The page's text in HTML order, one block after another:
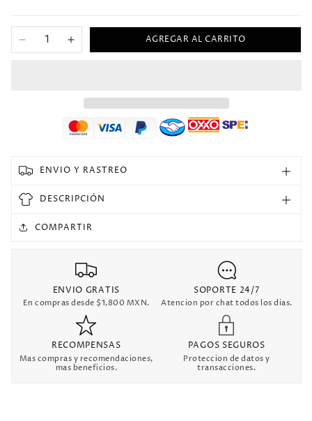
Reducir
Aumentar
NBA
AGREGAR AL CARRITO
ENVIO Y RASTREO
DESCRIPCIÓN
COMPARTIR
ENVIO GRATIS
En compras desde $1,800 MXN.
SOPORTE 24/7
Atencion por chat todos los dias.
RECOMPENSAS
Mas compras y recomendaciones,
mas beneficios.
PAGOS SEGUROS
Proteccion de datos y
transacciones.